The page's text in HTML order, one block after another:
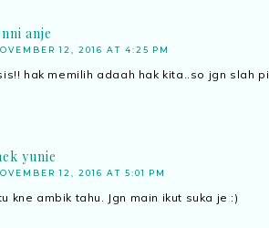
anje
12, 2016 AT 4:25 PM
hak memilih adaah hak kita..so jgn slah
yunie
12, 2016 AT 5:01 PM
kne ambik tahu. Jgn main ikut suka je :)